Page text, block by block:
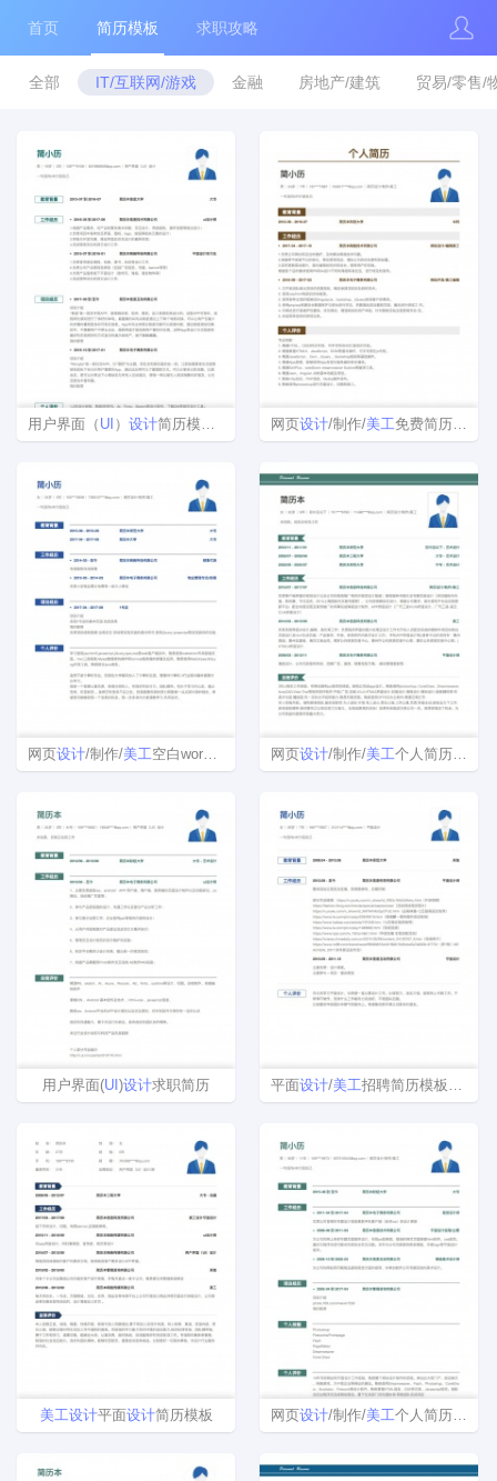
首页 简历模板 求职攻略
全部 IT/互联网/游戏 金融 房地产/建筑 贸易/零售/
用户界面（ UI ） 设计简历模板下载word格式 网页设计/制作/美工免费简历模板范文
网页设计/制作/美工空白word简历模板下载 网页设计/制作/美工个人简历表格
用户界面(UI )设计求职简历 平面设计/美工招聘简历模板下载
美工设计平面设计简历模板 网页设计/制作/美工个人简历样本范文